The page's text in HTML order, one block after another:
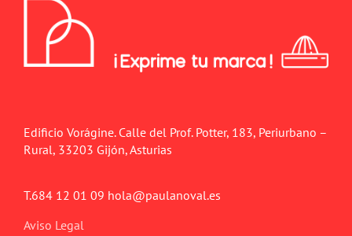
Edificio Vorágine. Calle del Prof. Potter, 183, Periurbano –
Rural, 33203 Gijón, Asturias
T.684 12 01 09 hola@paulanoval.es
Aviso Legal